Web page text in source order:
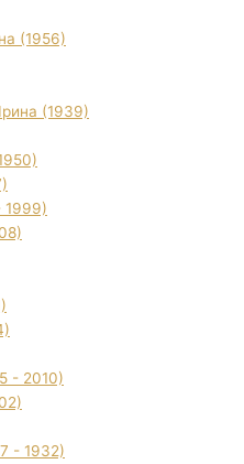
(1956)
(1939)
1999)
- 2010)
- 1932)